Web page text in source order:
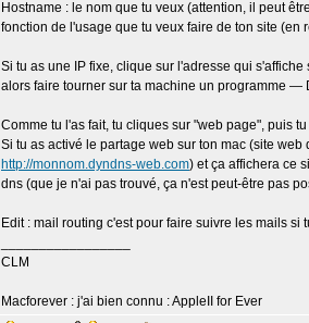
Hostname : le nom que tu veux (attention, il peut
fonction de l'usage que tu veux faire de ton site
Si tu as une IP fixe, clique sur l'adresse qui
alors faire tourner sur ta machine un programme
Comme tu l'as fait, tu cliques sur "web page", puis
Si tu as activé le partage web sur ton mac (site
http://monnom.dyndns-web.com) et ça affichera ce
dns (que je n'ai pas trouvé, ça n'est peut-être pas
Edit : mail routing c'est pour faire suivre les mails
CLM
Macforever : j'ai bien connu : AppleII for Ever